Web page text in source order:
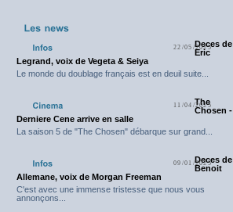
22/05/2025Deces de
Eric
Legrand, voix de Vegeta & Seiya
Le monde du doublage français est en deuil suite...
11/04/2025
The
Chosen -
Derniere Cene arrive en salle
La saison 5 de "The Chosen" débarque sur grand...
09/01/2025Deces de
Benoit
Allemane, voix de Morgan Freeman
C'est avec une immense tristesse que nous vous
annonçons...